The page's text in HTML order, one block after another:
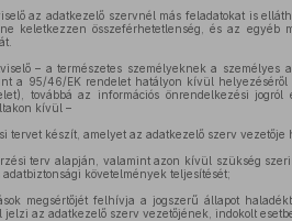
az adatkezelő szervnél más feladatokat is
ne keletkezzen összeférhetetlenség, és az
– a természetes személyeknek a személyes
a 95/46/EK rendelet hatályon kívül
továbbá az információs önrendelkezési jogról
kívül –
tervet készít, amelyet az adatkezelő szerv vezetője
terv alapján, valamint azon kívül szükség
követelmények teljesítését;
megsértőjét felhívja a jogszerű állapot
jelzi az adatkezelő szerv vezetőjének, indokolt